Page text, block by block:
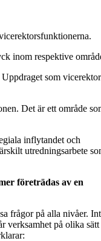
inom respektive
som
Det är ett område
inflytandet och
utredningsarbete
företrädas av en
frågor på alla nivåer.
verksamhet på olika